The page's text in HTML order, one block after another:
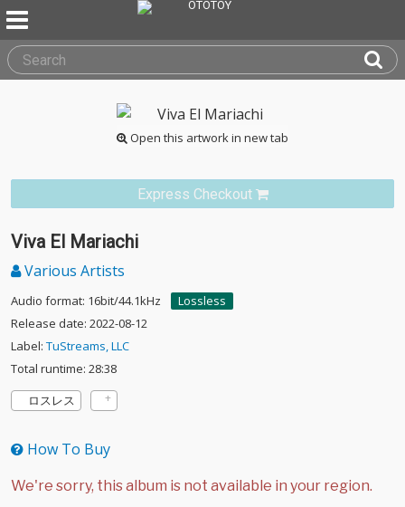
Open this artwork in new tab
Express Checkout
Viva El Mariachi
Various Artists
Audio format: 16bit/44.1kHz
Lossless
Release date: 2022-08-12
Label: TuStreams, LLC
Total runtime: 28:38
ロスレス
How To Buy